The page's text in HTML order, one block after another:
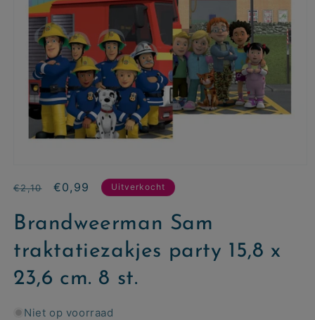
Normale
€2,10 Aanbiedingsprijs
€0,99 Uitverkocht
Brandweerman Sam
traktatiezakjes party 15,8 x
23,6 cm. 8 st.
Niet op voorraad